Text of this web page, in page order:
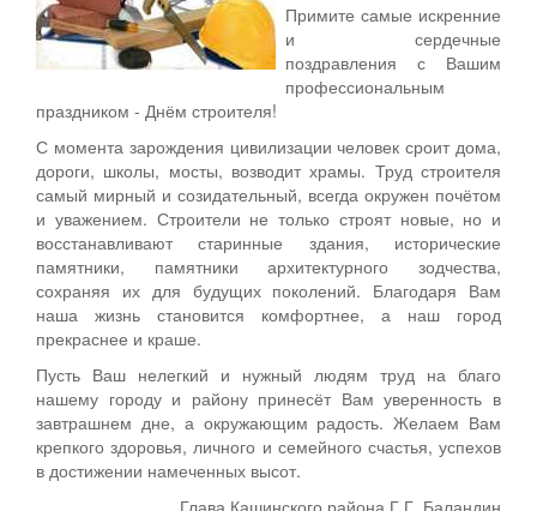
Примите самые искренние
и сердечные
поздравления с Вашим
профессиональным
праздником - Днём строителя!
С момента зарождения цивилизации человек сроит дома,
дороги, школы, мосты, возводит храмы. Труд строителя
самый мирный и созидательный, всегда окружен почётом
и уважением. Строители не только строят новые, но и
восстанавливают старинные здания, исторические
памятники, памятники архитектурного зодчества,
сохраняя их для будущих поколений. Благодаря Вам
наша жизнь становится комфортнее, а наш город
прекраснее и краше.
Пусть Ваш нелегкий и нужный людям труд на благо
нашему городу и району принесёт Вам уверенность в
завтрашнем дне, а окружающим радость. Желаем Вам
крепкого здоровья, личного и семейного счастья, успехов
в достижении намеченных высот.
Глава Кашинского района Г.Г. Баландин